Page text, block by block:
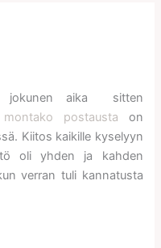
jokunen aika sitten
montako postausta on
Kiitos kaikille kyselyyn
oli yhden ja kahden
verran tuli kannatusta